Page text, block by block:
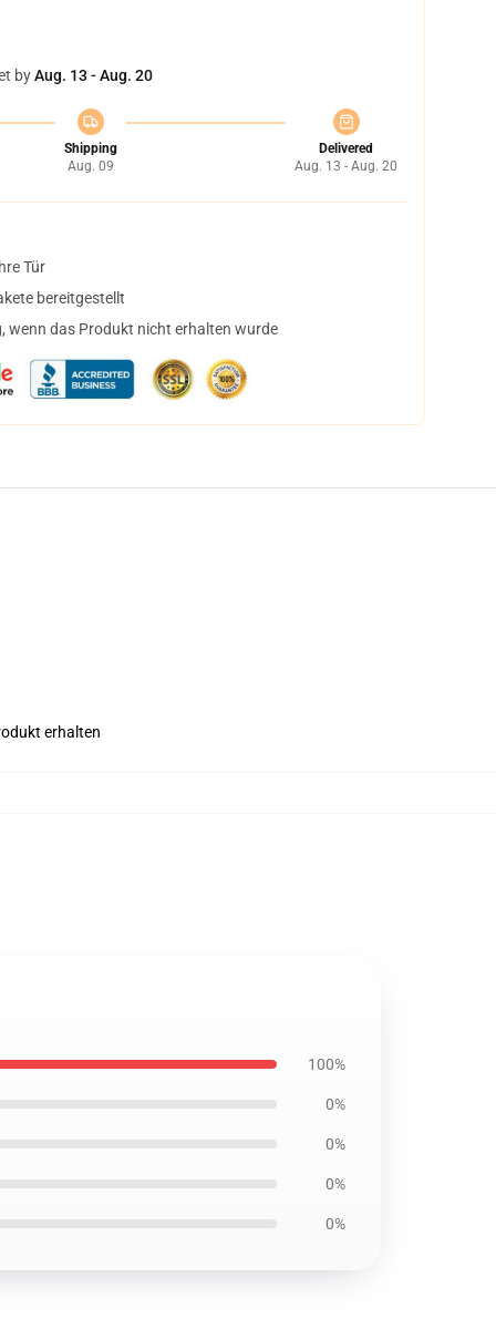
byAug. 13 - Aug. 20
Shipping
Aug. 09
Delivered
Aug. 13 - Aug. 20
Tür
bereitgestellt
wenn das Produkt nicht erhalten wurde
erhalten
100%
0%
0%
0%
0%